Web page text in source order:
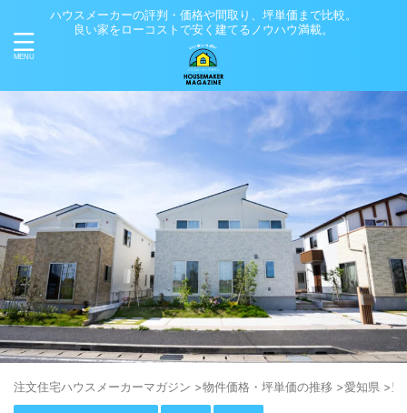
ハウスメーカーの評判・価格や間取り、坪単価まで比較。
良い家をローコストで安く建てるノウハウ満載。
注⽂住宅ハウスメーカーマガジン >物件価格・坪単価の推移 >愛知県 >豊